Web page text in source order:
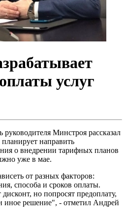
услуг
руководителя Минстроя рассказал
направить
о внедрении тарифных планов
уже в мае.
от разных факторов:
способа и сроков оплаты.
но попросят предоплату,
иное решение", - отметил Андрей